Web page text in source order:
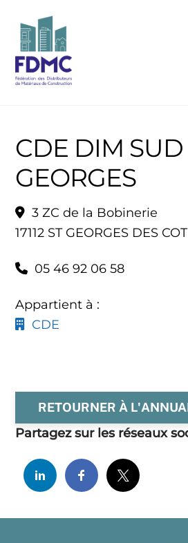
content
CDE DIM SUD
GEORGES
3 ZC de la Bobinerie
17112 ST GEORGES DES
05 46 92 06 58
Appartient à :
CDE
RETOURNER À
Partagez sur les réseaux